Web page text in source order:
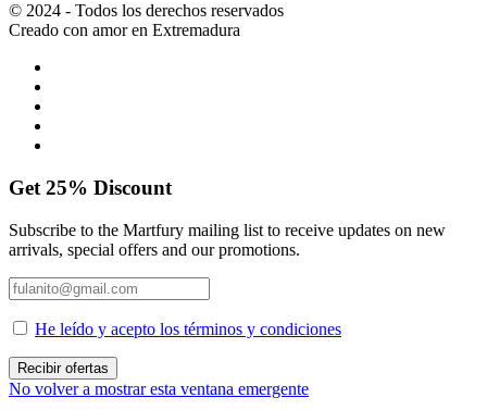
© 2024 - Todos los derechos reservados
Creado con amor en Extremadura
Get 25% Discount
Subscribe to the Martfury mailing list to receive updates on new
arrivals, special offers and our promotions.
He leído y acepto los términos y condiciones
No volver a mostrar esta ventana emergente